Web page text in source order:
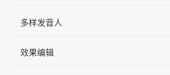
多样发音人
效果编辑